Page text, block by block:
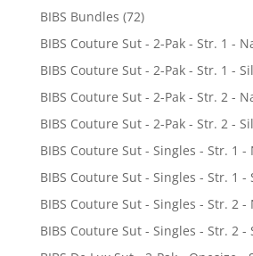
BIBS Bundles (72)
BIBS Couture Sut - 2-Pak - Str. 1 -
BIBS Couture Sut - 2-Pak - Str. 1 -
BIBS Couture Sut - 2-Pak - Str. 2 -
BIBS Couture Sut - 2-Pak - Str. 2 -
BIBS Couture Sut - Singles - Str. 1
BIBS Couture Sut - Singles - Str. 1 -
BIBS Couture Sut - Singles - Str. 2
BIBS Couture Sut - Singles - Str. 2 -